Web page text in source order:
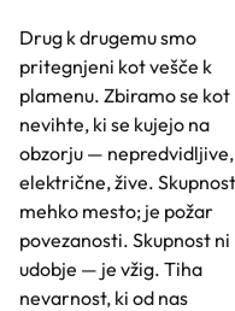
Drug k drugemu smo
pritegnjeni kot vešče k
plamenu. Zbiramo se kot
nevihte, ki se kujejo na
obzorju — nepredvidljive,
električne, žive.
mehko mesto; je požar
povezanosti. Skupnost ni
udobje — je vžig. Tiha
nevarnost, ki od nas